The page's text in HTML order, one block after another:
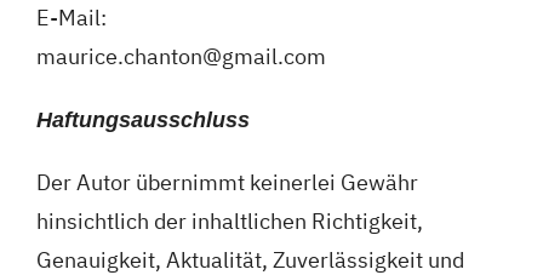
E-Mail:
maurice.chanton@gmail.com
Haftungsausschluss
Der Autor übernimmt keinerlei Gewähr
hinsichtlich der inhaltlichen Richtigkeit,
Genauigkeit, Aktualität, Zuverlässigkeit und